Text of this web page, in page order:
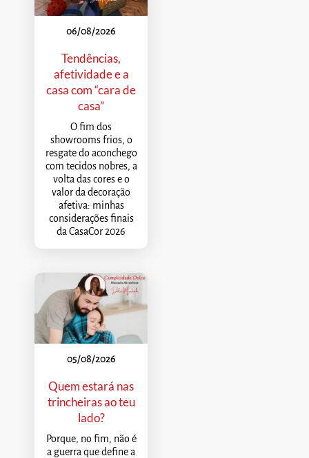
06/08/2026
Tendências,
afetividade e a
casa com “cara de
casa”
O fim dos
showrooms frios, o
resgate do aconchego
com tecidos nobres, a
volta das cores e o
valor da decoração
afetiva: minhas
considerações finais
da CasaCor 2026
05/08/2026
Quem estará nas
trincheiras ao teu
lado?
Porque, no fim, não é
a guerra que define a